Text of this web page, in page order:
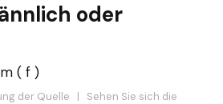
oder
( f )
der Quelle | Sehen Sie sich die